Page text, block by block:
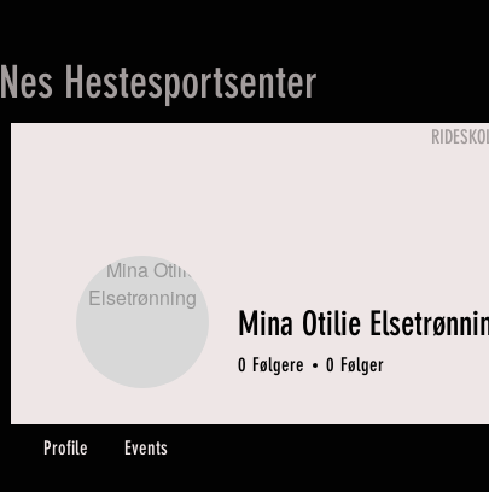
Nes Hestesportsenter
Mina Otilie
0 Følgere 0 Følger
Profile Events